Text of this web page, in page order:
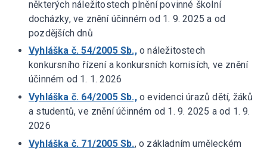
některých náležitostech plnění povinné školní
docházky, ve znění účinném od 1. 9. 2025 a od
pozdějších dnů
Vyhláška č. 54/2005 Sb.,o náležitostech
konkursního řízení a konkursních komisích, ve znění
účinném od 1. 1. 2026
Vyhláška č. 64/2005 Sb.,o evidenci úrazů dětí, žáků
a studentů, ve znění účinném od 1. 9. 2025 a od 1. 9.
2026
Vyhláška č. 71/2005 Sb., o základním uměleckém